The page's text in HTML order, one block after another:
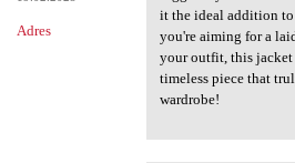
Adres
it the ideal addition
you're aiming for a
your outfit, this jacket
timeless piece that
wardrobe!